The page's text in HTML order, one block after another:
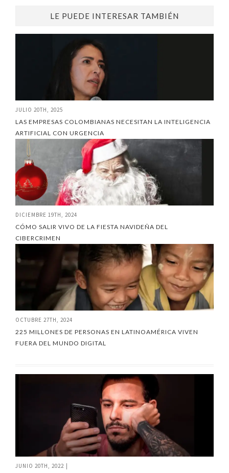
LE PUEDE INTERESAR TAMBIÉN
JULIO 20TH, 2025
LAS EMPRESAS COLOMBIANAS NECESITAN LA INTELIGENCIA
ARTIFICIAL CON URGENCIA
DICIEMBRE 19TH, 2024
CÓMO SALIR VIVO DE LA FIESTA NAVIDEÑA DEL
CIBERCRIMEN
OCTUBRE 27TH, 2024
225 MILLONES DE PERSONAS EN LATINOAMÉRICA VIVEN
FUERA DEL MUNDO DIGITAL
JUNIO 20TH, 2022